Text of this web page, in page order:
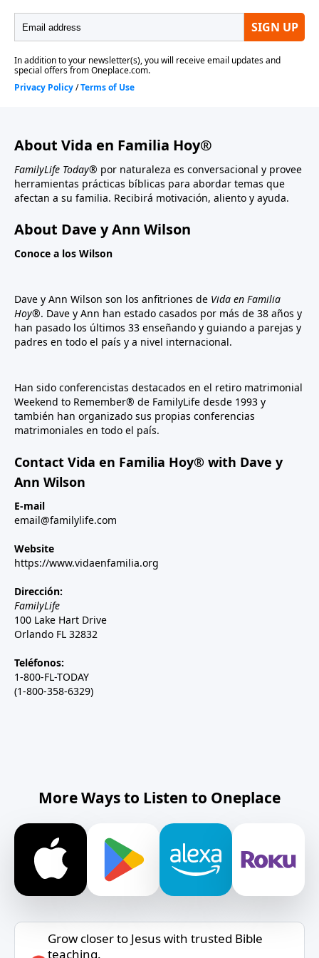
About Vida en Familia Hoy®
FamilyLife Today® por naturaleza es conversacional y provee
herramientas prácticas bíblicas para abordar temas que
afectan a su familia. Recibirá motivación, aliento y ayuda.
About Dave y Ann Wilson
Conoce a los Wilson
Dave y Ann Wilson son los anfitriones de Vida en Familia
Hoy®. Dave y Ann han estado casados por más de 38 años y
han pasado los últimos 33 enseñando y guiando a parejas y
padres en todo el país y a nivel internacional.
Han sido conferencistas destacados en el retiro matrimonial
Weekend to Remember® de FamilyLife desde 1993 y
también han organizado sus propias conferencias
matrimoniales en todo el país.
Contact Vida en Familia Hoy® with Dave y
Ann Wilson
E-mail
email@familylife.com
Website
https://www.vidaenfamilia.org
Dirección:
FamilyLife
100 Lake Hart Drive
Orlando FL 32832
Teléfonos:
1-800-FL-TODAY
(1-800-358-6329)
More Ways to Listen to Oneplace
Grow closer to Jesus with trusted Bible
teaching.